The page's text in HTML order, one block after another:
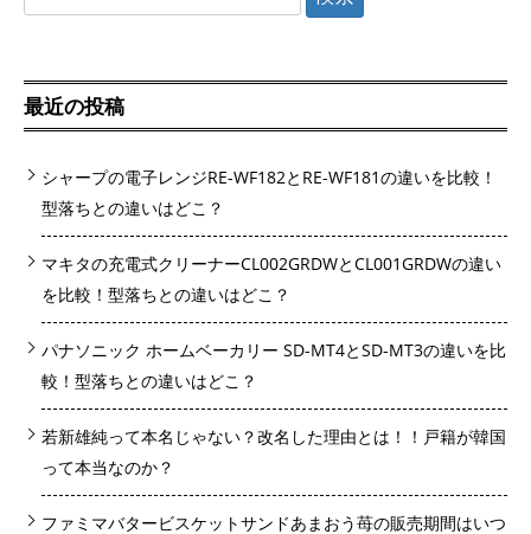
索:
最近の投稿
シャープの電子レンジRE-WF182とRE-WF181の違いを比較！
型落ちとの違いはどこ？
マキタの充電式クリーナーCL002GRDWとCL001GRDWの違い
を比較！型落ちとの違いはどこ？
パナソニック ホームベーカリー SD-MT4とSD-MT3の違いを比
較！型落ちとの違いはどこ？
若新雄純って本名じゃない？改名した理由とは！！戸籍が韓国
って本当なのか？
ファミマバタービスケットサンドあまおう苺の販売期間はいつ